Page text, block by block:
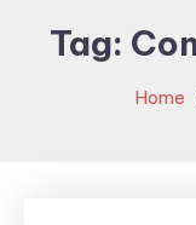
Tag:
Home